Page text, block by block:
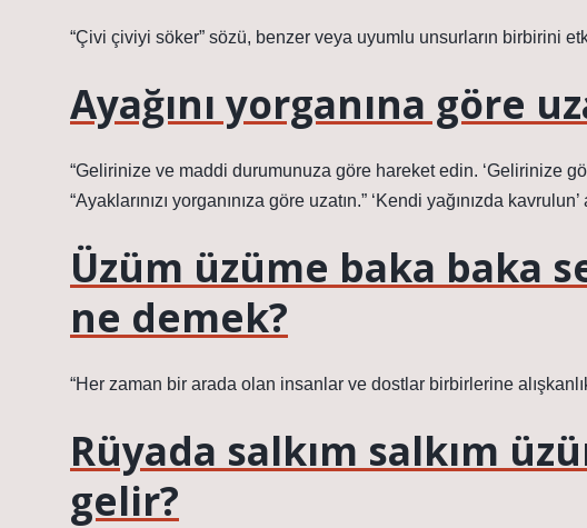
“Çivi çiviyi söker” sözü, benzer veya uyumlu unsurların birbirini
Ayağını yorganına göre
“Gelirinize ve maddi durumunuza göre hareket edin. ‘Gelirinize
“Ayaklarınızı yorganınıza göre uzatın.” ‘Kendi yağınızda
Üzüm üzüme baka baka
ne demek?
“Her zaman bir arada olan insanlar ve dostlar birbirlerine
Rüyada salkım salkım
gelir?